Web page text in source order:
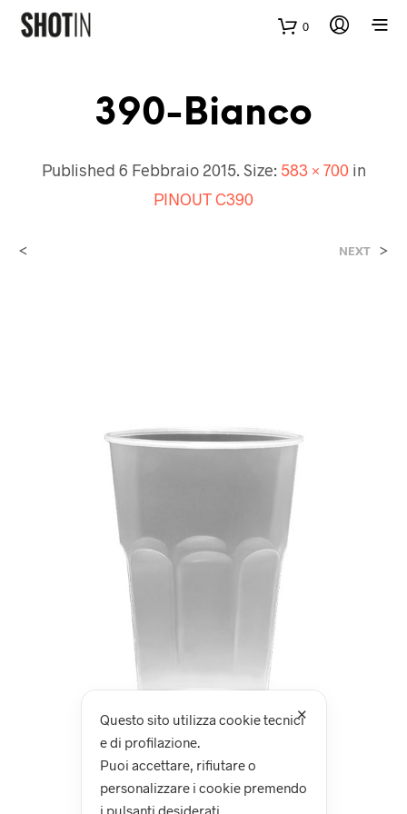
0
390-Bianco
Published 6 Febbraio 2015. Size: 583 × 700in
PINOUT C390
< NEXT >
✕
Questo sito utilizza cookie tecnici
e di profilazione.
Puoi accettare, rifiutare o
personalizzare i cookie premendo
i pulsanti desiderati.